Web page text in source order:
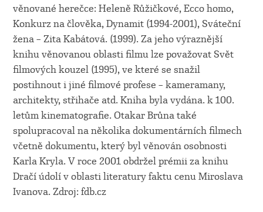
věnované herečce: Heleně Růžičkové, Ecco homo,
Konkurz na člověka, Dynamit (1994-2001), Sváteční
žena – Zita Kabátová. (1999). Za jeho výraznější
knihu věnovanou oblasti filmu lze považovat Svět
filmových kouzel (1995), ve které se snažil
postihnout i jiné filmové profese – kameramany,
architekty, střihače atd. Kniha byla vydána. k 100.
letům kinematografie. Otakar Brůna také
spolupracoval na několika dokumentárních filmech
včetně dokumentu, který byl věnován osobnosti
Karla Kryla. V roce 2001 obdržel prémii za knihu
Dračí údolí v oblasti literatury faktu cenu Miroslava
Ivanova. Zdroj: fdb.cz